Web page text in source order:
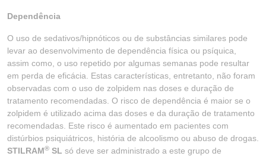
Dependência
O uso de sedativos/hipnóticos ou de substâncias similares pode
levar ao desenvolvimento de dependência física ou psíquica,
assim como, o uso repetido por algumas semanas pode resultar
em perda de eficácia. Estas características, entretanto, não foram
observadas com o uso de zolpidem nas doses e duração de
tratamento recomendadas. O risco de dependência é maior se o
zolpidem é utilizado acima das doses e da duração de tratamento
recomendadas. Este risco é aumentado em pacientes com
distúrbios psiquiátricos, história de alcoolismo ou abuso de drogas.
STILRAM® SL só deve ser administrado a este grupo de